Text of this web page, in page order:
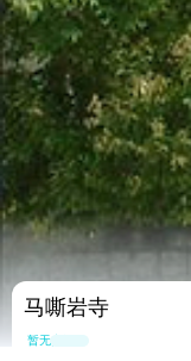
马嘶岩寺
暂无点评